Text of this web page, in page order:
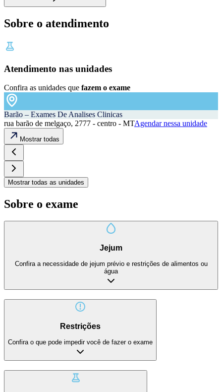
Sobre o atendimento
Atendimento nas unidades
Confira as unidades que fazem o exame
Barão – Exames De Analises Clinicas
rua barão de melgaço, 2777 - centro - MTAgendar nessa unidade
Mostrar todas
Mostrar todas as unidades
Sobre o exame
Jejum
Confira a necessidade de jejum prévio e restrições de alimentos ou
água
Restrições
Confira o que pode impedir você de fazer o exame